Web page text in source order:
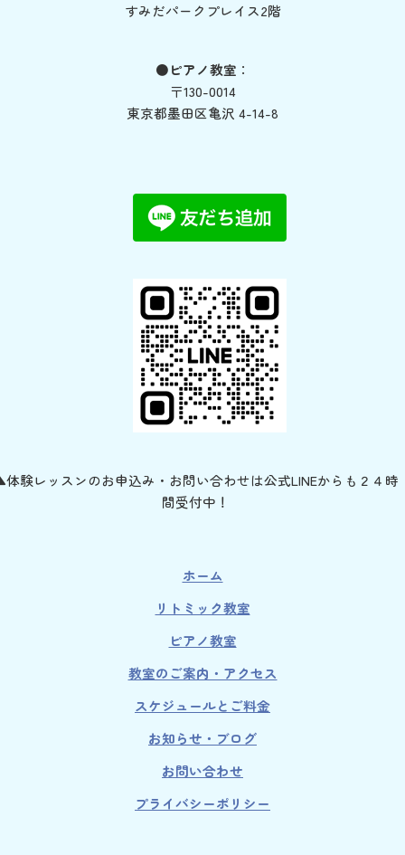
すみだパークプレイス2階
●ピアノ教室 ：
〒130-0014
東京都墨田区亀沢 4-14-8
験レッスンのお申込み・お問い合わせは公式LINEからも２４時
間受付中！
ホーム
リトミック教室
ピアノ教室
教室のご案内・アクセス
スケジュールとご料金
お知らせ・ブログ
お問い合わせ
プライバシーポリシー